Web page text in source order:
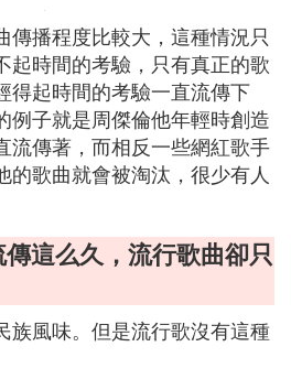
傳播程度比較大，這種情況只
起時間的考驗，只有真正的歌
得起時間的考驗一直流傳下
例子就是周傑倫他年輕時創造
流傳著，而相反一些網紅歌手
的歌曲就會被淘汰，很少有人
這么久，流行歌曲卻只
族風味。但是流行歌沒有這種